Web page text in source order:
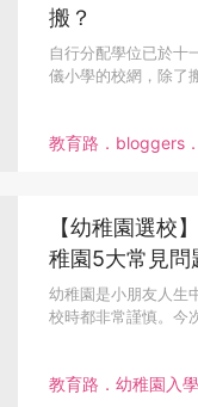
教育路．bloggers
搬？
自行分配學位已於十
儀小學的校網，除了
教育路．幼稚園入學
【幼稚園選校
稚園5大常見問
幼稚園是小朋友人生
校時都非常謹慎。今